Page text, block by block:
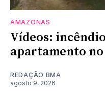
AMAZONAS
Vídeos:
apartamento
REDAÇÃO BMA
agosto 9, 2026